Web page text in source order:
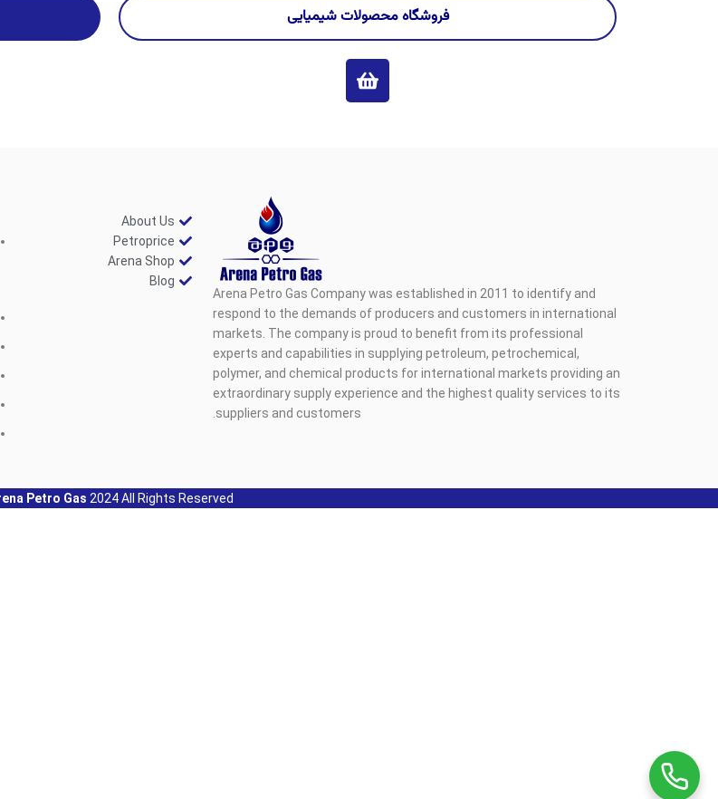
فروشگاه محصولات شیمیایی
Arena Petro Gas Company was established in 2011 to identify and
respond to the demands of producers and customers in international
markets. The company is proud to benefit from its professional
experts and capabilities in supplying petroleum, petrochemical,
polymer, and chemical products for international markets providing an
extraordinary supply experience and the highest quality services to its
suppliers and customers.
About Us
Petroprice
Arena Shop
Blog
Petro Gas 2024 All Rights Reserved.